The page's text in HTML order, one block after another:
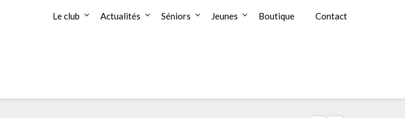
Le club Actualités Séniors Jeunes Boutique Contact